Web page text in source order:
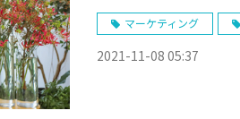
マーケティング
2021-11-08 05:37